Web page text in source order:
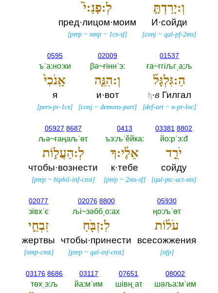
וְ:יָרַדְתָּ֣
И·сойди
[conj ~qal-pf-2ms]
לְ:פָנַ:י֮
пред·лицом·моим
[prep ~nmp ~1cs-sf]
01537
ға~ггiљгˌа:љ
הַ:גִּלְגָּל֒
ђ·вГилгал
[def-art ~n-pr-loc]
02009
βә~ғiннˈэ:‎
וְ:הִנֵּ֤ה
и·вот
[conj ~demons-part]
0595
ъˈа:но:ки
אָֽנֹכִי֙
я
[pers-pr-1cs]
03381 8802
йо:рˈэ:đ
יֹרֵ֣ד
сойду
[qal-ptc-act-ms]
0413
ъэ:љˈěйка:‎
אֵלֶ֔י:ךָ
к·тебе
[prep ~2ms-sf]
05927 8687
љә~ғаңаљˈөτ
לְ:הַעֲל֣וֹת
чтобы·вознести
[prep~ hiphil-inf-cnst]
05930
ңо:љˈөτ
עֹל֔וֹת
всесожжения
[nfp]
02076 8800
љi~зәббˌо:ах
לִ:זְבֹּ֖חַ
чтобы·принести
[prep ~qal-inf-cnst]
02077
зiвхˈє
זִבְחֵ֣י
жертвы
[nmp-cnst]
08002
шәља:мˈим
07651
шiвңˌаτ
03117
йа:мˈим
03176 8686
төхˌэ:љ